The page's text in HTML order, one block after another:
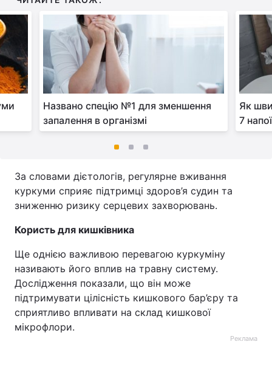
Названо спецію №1 для зменшення
запалення в організмі
Як
7
За словами дієтологів, регулярне вживання
куркуми сприяє підтримці здоров’я судин та
зниженню ризику серцевих захворювань.
Користь для кишківника
Ще однією важливою перевагою куркуміну
називають його вплив на травну систему.
Дослідження показали, що він може
підтримувати цілісність кишкового бар’єру та
сприятливо впливати на склад кишкової
мікрофлори.
Реклама